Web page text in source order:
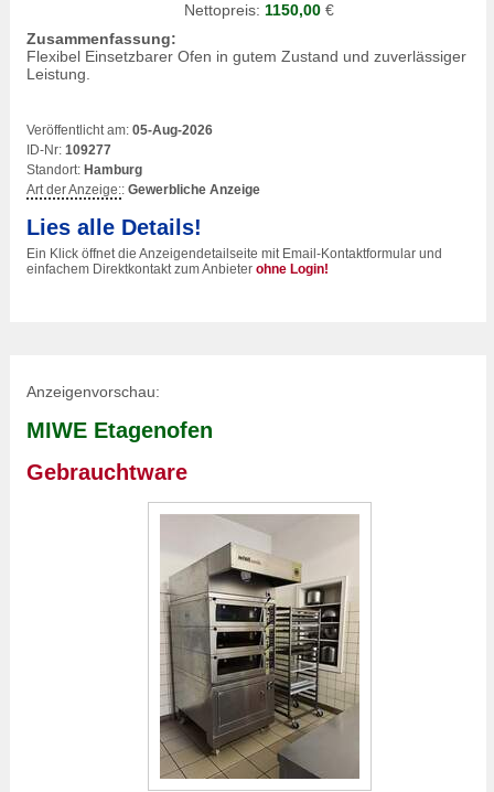
Nettopreis: 1150,00 €
Zusammenfassung:
Flexibel Einsetzbarer Ofen in gutem Zustand und zuverlässiger
Leistung.
Veröffentlicht am: 05-Aug-2026
ID-Nr: 109277
Standort: Hamburg
Art der Anzeige:: Gewerbliche Anzeige
Lies alle Details!
Ein Klick öffnet die Anzeigendetailseite mit Email-Kontaktformular und
einfachem Direktkontakt zum Anbieter ohne Login!
Anzeigenvorschau:
MIWE Etagenofen
Gebrauchtware